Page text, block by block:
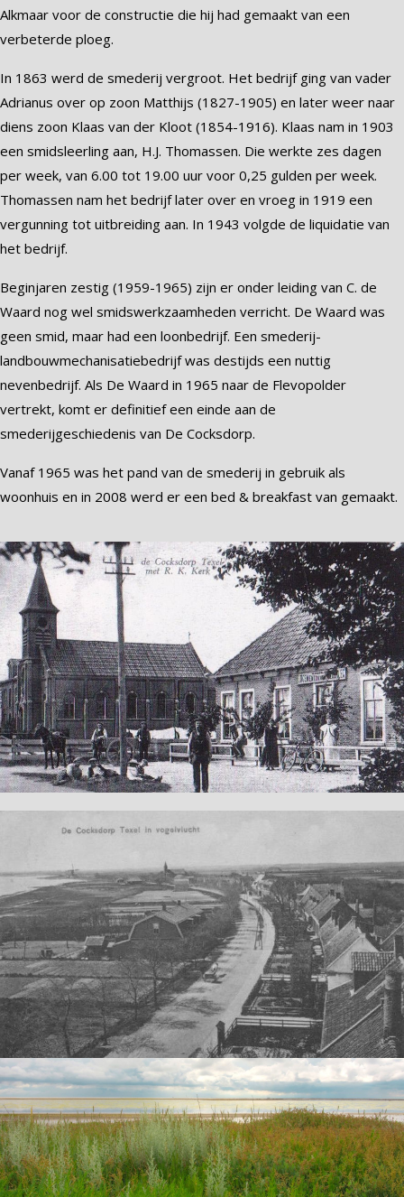
Alkmaar voor de constructie die hij had gemaakt van een
verbeterde ploeg.
In 1863 werd de smederij vergroot. Het bedrijf ging van vader
Adrianus over op zoon Matthijs (1827-1905) en later weer naar
diens zoon Klaas van der Kloot (1854-1916). Klaas nam in 1903
een smidsleerling aan, H.J. Thomassen. Die werkte zes dagen
per week, van 6.00 tot 19.00 uur voor 0,25 gulden per week.
Thomassen nam het bedrijf later over en vroeg in 1919 een
vergunning tot uitbreiding aan. In 1943 volgde de liquidatie van
het bedrijf.
Beginjaren zestig (1959-1965) zijn er onder leiding van C. de
Waard nog wel smidswerkzaamheden verricht. De Waard was
geen smid, maar had een loonbedrijf. Een smederij-
landbouwmechanisatiebedrijf was destijds een nuttig
nevenbedrijf. Als De Waard in 1965 naar de Flevopolder
vertrekt, komt er definitief een einde aan de
smederijgeschiedenis van De Cocksdorp.
Vanaf 1965 was het pand van de smederij in gebruik als
woonhuis en in 2008 werd er een bed & breakfast van gemaakt.